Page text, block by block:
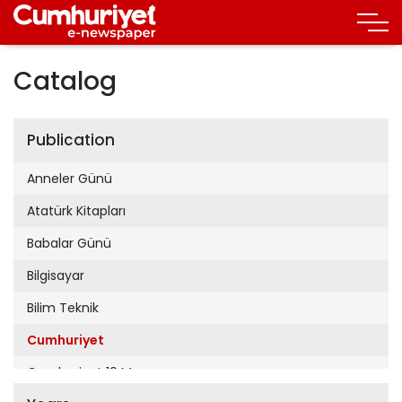
Catalog
Publication
Anneler Günü
Atatürk Kitapları
Babalar Günü
Bilgisayar
Bilim Teknik
Cumhuriyet
Cumhuriyet 19 Mayıs